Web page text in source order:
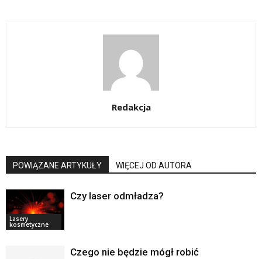
Redakcja
POWIĄZANE ARTYKUŁY WIĘCEJ OD AUTORA
Lasery
kosmetyczne
Czy laser odmładza?
Czego nie będzie mógł robić